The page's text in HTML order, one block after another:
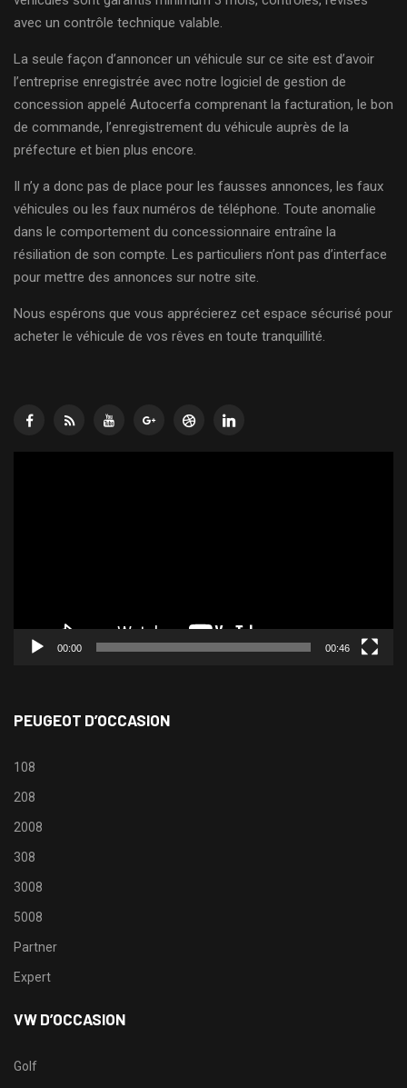
avec un contrôle technique valable.
La seule façon d’annoncer un véhicule sur ce site est d’avoir
l’entreprise enregistrée avec notre logiciel de gestion de
concession appelé Autocerfa comprenant la facturation, le bon
de commande, l’enregistrement du véhicule auprès de la
préfecture et bien plus encore.
Il n’y a donc pas de place pour les fausses annonces, les faux
véhicules ou les faux numéros de téléphone. Toute anomalie
dans le comportement du concessionnaire entraîne la
résiliation de son compte. Les particuliers n’ont pas d’interface
pour mettre des annonces sur notre site.
Nous espérons que vous apprécierez cet espace sécurisé pour
acheter le véhicule de vos rêves en toute tranquillité.
00:00 00:46
PEUGEOT D’OCCASION
108
208
2008
308
3008
5008
Partner
Expert
VW D’OCCASION
Golf